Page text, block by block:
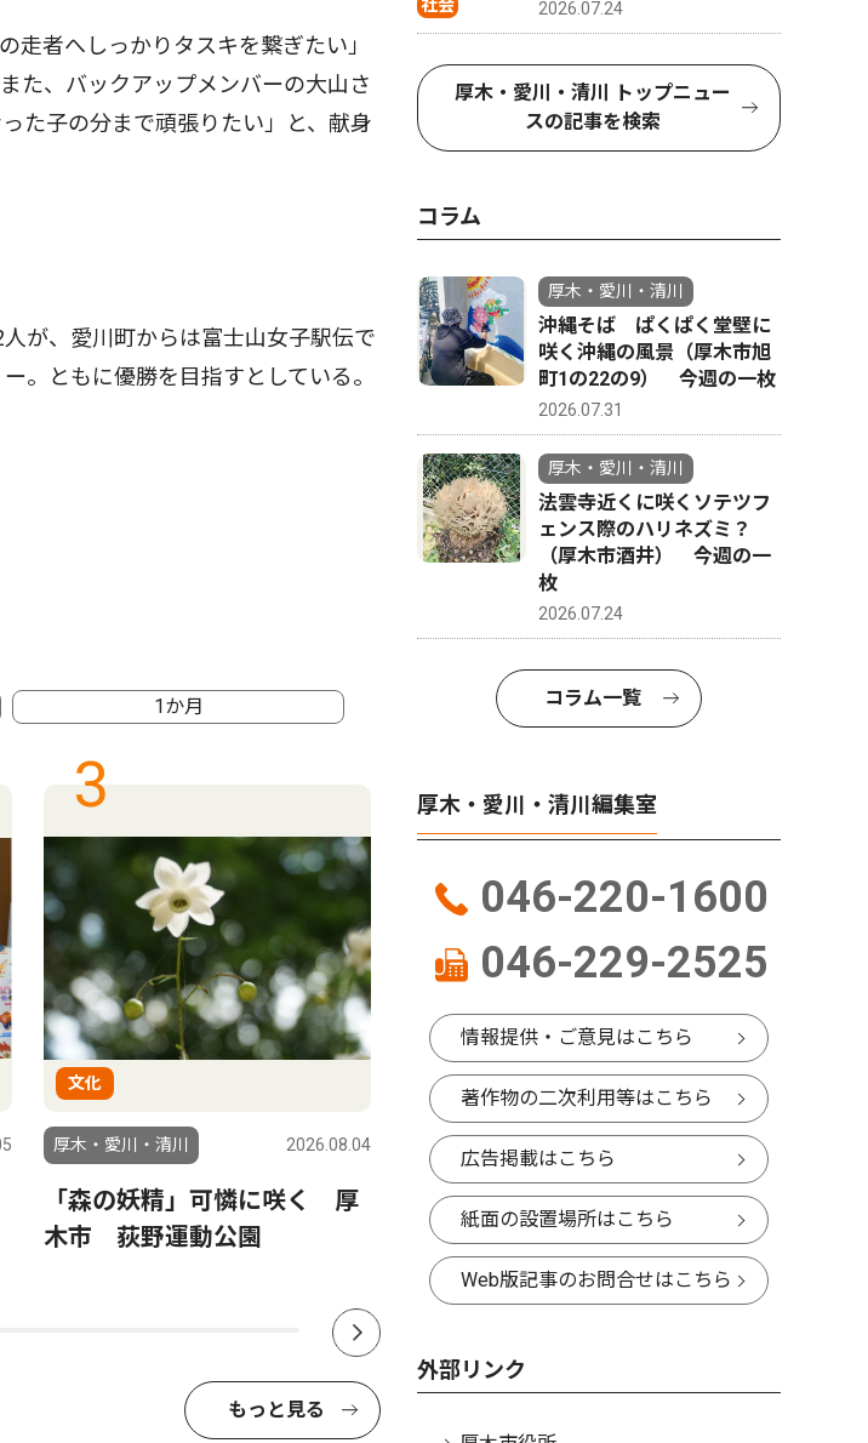
者へしっかりタスキを繋ぎたい」
た、バックアップメンバーの大山さ
た子の分まで頑張りたい」と、献身
が、愛川町からは富士山女子駅伝で
。ともに優勝を目指すとしている。
1か月
3
文化
厚木・愛川・清川 2026.08.04
「森の妖精」可憐に咲く 厚
木市 荻野運動公園
4
文化
厚木・愛川・清川
真夏の夜ジャズを満喫 厚木
公園で8月20・21日
厚木混
間を大募
もっと見る
社会 2026.07.24
厚木・愛川・清川 トップニュー
スの記事を検索
コラム
厚木・愛川・清川
沖縄そば ぱくぱく堂壁に
咲く沖縄の風景（厚木市旭
町1の22の9） 今週の一枚
2026.07.31
厚木・愛川・清川
法雲寺近くに咲くソテツフ
ェンス際のハリネズミ？
（厚木市酒井） 今週の一
枚
2026.07.24
コラム一覧
厚木・愛川・清川編集室
046-220-1600
046-229-2525
情報提供・ご意見はこちら
著作物の二次利用等はこちら
広告掲載はこちら
紙面の設置場所はこちら
Web版記事のお問合せはこちら
外部リンク